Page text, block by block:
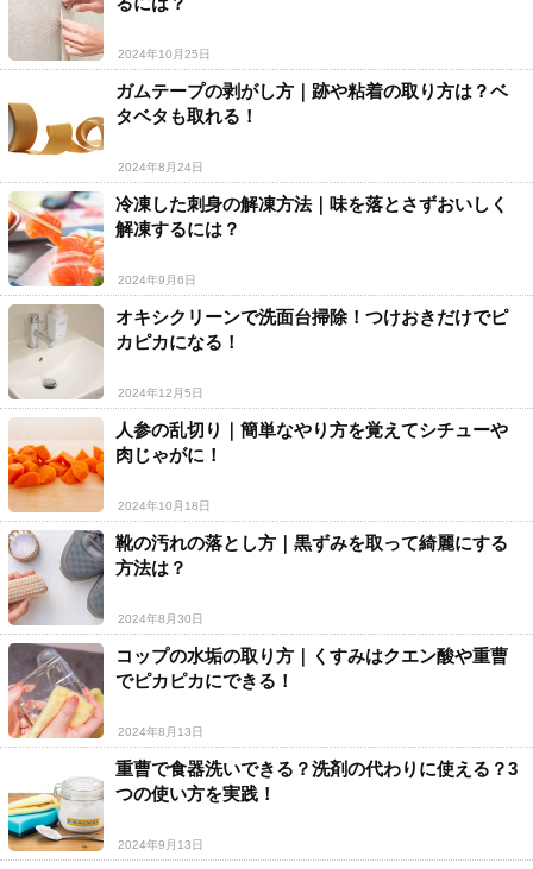
2024年10月25日
ガムテープの剥がし方｜跡や粘着の取り方は？ベ
タベタも取れる！
2024年8月24日
冷凍した刺身の解凍方法｜味を落とさずおいしく
解凍するには？
2024年9月6日
オキシクリーンで洗面台掃除！つけおきだけでピ
カピカになる！
2024年12月5日
人参の乱切り｜簡単なやり方を覚えてシチューや
肉じゃがに！
2024年10月18日
靴の汚れの落とし方｜黒ずみを取って綺麗にする
方法は？
2024年8月30日
コップの水垢の取り方｜くすみはクエン酸や重曹
でピカピカにできる！
2024年8月13日
重曹で食器洗いできる？洗剤の代わりに使える？3
つの使い方を実践！
2024年9月13日